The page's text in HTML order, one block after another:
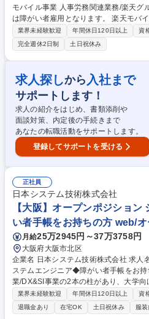
モバイル事業 人事労務関連業務/楽天グループ 仕事の内容 ※本
は障がい者雇用となります。 楽天モバ
部でのお仕事になります。未経験からでも挑戦可！ 【
■労働時間管理、有給消化推奨、長時間
給手続き■新卒、中途採用業務■メール
事内容は障がいの状況により相談に応
募集職種 大阪【障がい者雇用/事務職】
天グループ
業界未経験歓迎 年間休日120日以上 資
完全週休2日制
土日祝休み
求人探しから 入社まで
サポートします！
求人の紹介をはじめ、書類添削や
面談対策、内定後の手続きまで
あなたの転職活動をサポートします。
登録してサポートを受ける
正社員
日本システム技術株式会社
【大阪】オープンポジション
い者手帳をお持ちの方 web/
月給25万2945円～37万3758円
大阪府大阪市北区
企業名 日本システム技術株式会社 求人名 【大阪】オープンポジション シ
ステムエンジニア◆障がい者手帳をお持ちの方 仕事の内容 パ
業/DX&SI事業の2本の柱があり、大学
国内シェアトップクラスを誇る当社で
ます。 希望をお伺いした上で、スキル、経験、適性も考慮し、配属を決定
致します。 募集職種 【大阪】オープンポジション システムエンジニア◆
業界未経験歓迎 年間休日120日以上 資
退職金あり
在宅OK 土日祝休み 服装